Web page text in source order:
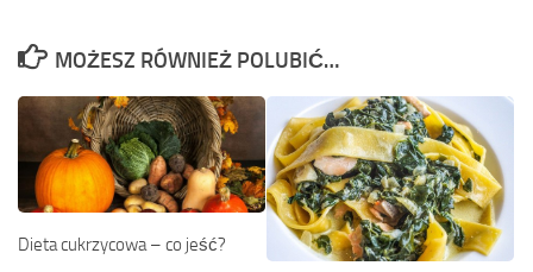
MOŻESZ RÓWNIEŻ POLUBIĆ…
Dieta cukrzycowa – co jeść?